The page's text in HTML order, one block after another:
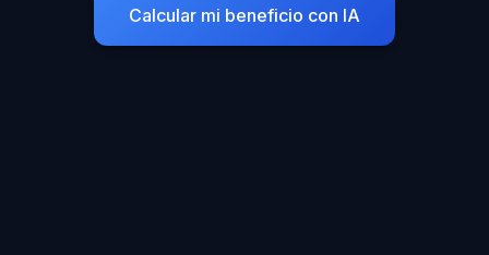
Calcular mi beneficio con IA